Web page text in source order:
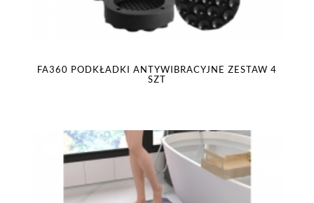
FA360 PODKŁADKI ANTYWIBRACYJNE ZESTAW 4
SZT